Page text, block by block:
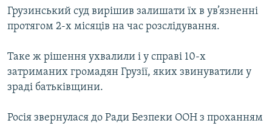
ДОЛУЧАЙСЯ!
Усі сайти RFE/RL
Грузинський суд вирішив залишати їх в ув’язненні
протягом 2-х місяців на час розслідування.
Таке ж рішення ухвалили і у справі 10-х
затриманих громадян Грузії, яких звинуватили у
зраді батьківщини.
Росія звернулася до Ради Безпеки ООН з проханням